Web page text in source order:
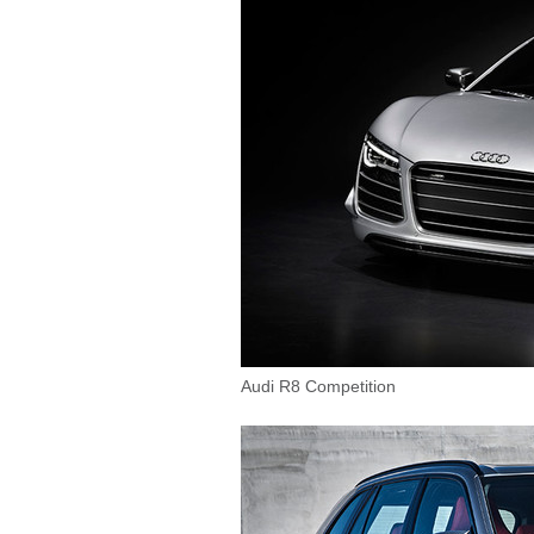
Audi R8 Competition